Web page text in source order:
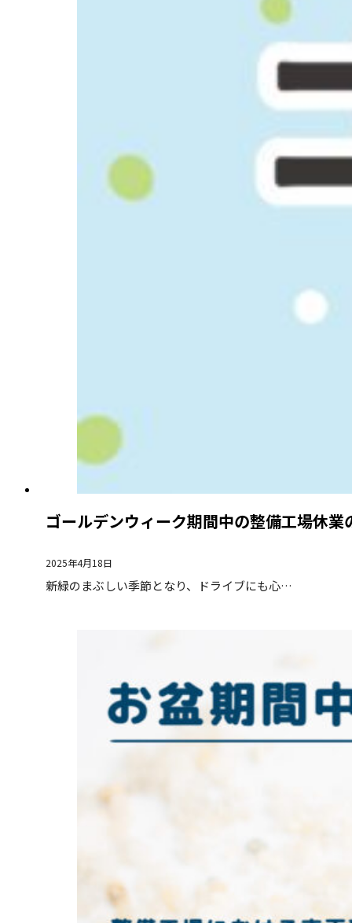
ゴールデンウィーク期間中の整備工場休業
2025年4月18日
新緑のまぶしい季節となり、ドライブにも心…